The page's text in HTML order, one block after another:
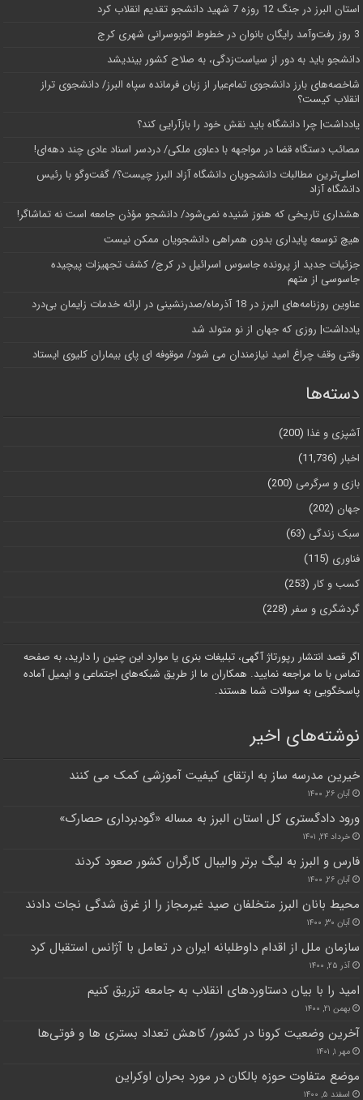
استان البرز در جنگ 12 روزه 7 شهید دانشجو تقدیم انقلاب کرد
3 روز رفت‌وآمد رایگان بانوان در خطوط اتوبوسرانی شهری کرج
دانشجو باید به دور از سیاست‌زدگی، به صلاح کشور بیندیشد
شاخصه‌های بارز دانشجوی تمام‌عیار از زبان فرمانده سپاه البرز/ دانشجوی تراز
انقلاب کیست؟
یادداشت| چرا دانشگاه باید نقش خود را بازآرایی کند؟
مصائب دستگاه قضا در مواجهه با دعاوی ملکی/ دردسر اسناد عادی چند‌ دهه‌ای!
اصلی‌ترین مطالبات دانشجویان دانشگاه آزاد البرز چیست؟/ گفت‌وگو با رئیس
دانشگاه آز‌اد
هشداری تاریخی که هنوز شنیده نمی‌شود/ دانشجو مؤذن جامعه است نه تماشاگر!
هیچ توسعه پایداری بدون همراهی دانشجویان ممکن نیست
جزئیات جدید از پرونده جاسوس اسرائیل در کرج/‌ کشف تجهیزات پیچیده
جاسوسی از متهم
عناوین روزنامه‌های البرز در ‌18 آذرماه/صدرنشینی در ارائه خدمات زایمان بی‌درد
یادداشت| روزی که جهان از نو متولد شد
وقتی وقف چراغ امید نیازمندان می شود/ موقوفه ای پای بیماران کلیوی ایستاد
دسته‌ها
آشپزی و غذا (200)
اخبار (11,736)
بازی و سرگرمی (200)
جهان (202)
سبک زندگی (63)
فناوری (115)
کسب و کار (253)
گردشگری و سفر (228)
اگر قصد انتشار رپورتاژ آگهی، تبلیغات بنری یا موارد این چنین را دارید، به صفحه
تماس با ما مراجعه نمایید. همکاران ما از طریق شبکه‌های اجتماعی و ایمیل آماده
پاسخگویی به سوالات شما هستند.
نوشته‌های اخیر
خیرین مدرسه ساز به ارتقای کیفیت آموزشی کمک می کنند
آبان ۲۶, ۱۴۰۰
ورود دادگستری کل استان البرز به مساله «گودبرداری حصارک»
خرداد ۲۴, ۱۴۰۱
فارس و البرز به لیگ برتر والیبال کارگران کشور صعود کردند
آبان ۲۶, ۱۴۰۰
محیط بانان البرز متخلفان صید غیرمجاز را از غرق شدگی نجات دادند
آبان ۳۰, ۱۴۰۰
سازمان ملل از اقدام داوطلبانه ایران در تعامل با آژانس استقبال کرد
آذر ۲۵, ۱۴۰۰
امید را با بیان دستاوردهای انقلاب به جامعه تزریق کنیم
بهمن ۲۱, ۱۴۰۰
آخرین وضعیت کرونا در کشور/ کاهش تعداد بستری ها و فوتی‌ها
مهر ۱, ۱۴۰۱
موضع متفاوت حوزه بالکان در مورد بحران اوکراین
اسفند ۵, ۱۴۰۰